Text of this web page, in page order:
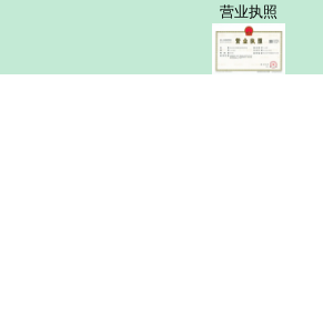
营业执照